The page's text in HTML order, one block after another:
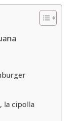
la cipolla